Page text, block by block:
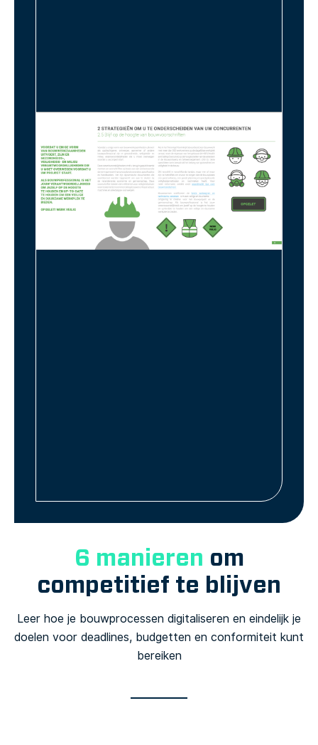
6 manieren om
competitief te blijven
Leer hoe je bouwprocessen digitaliseren en eindelijk je
doelen voor deadlines, budgetten en conformiteit kunt
bereiken